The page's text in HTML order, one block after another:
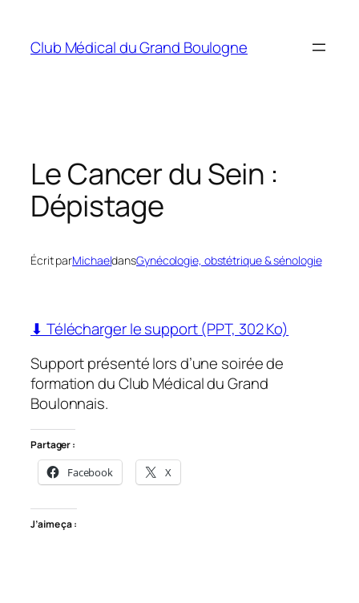
contenu
Club Médical du Grand Boulogne
Le Cancer du Sein :
Dépistage
Écrit parMichaeldansGynécologie, obstétrique & sénologie
⬇ Télécharger le support (PPT, 302 Ko)
Support présenté lors d’une soirée de
formation du Club Médical du Grand
Boulonnais.
Partager :
Facebook X
J’aime ça :